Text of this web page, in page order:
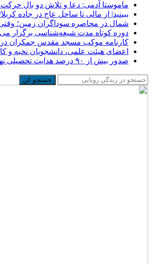
ماموستا آدمی: دعا و تلاش دو بال
ببینید| از مالی تا ساحل عاج در جاده
شمال در محاصره سوداگران زمین؛
دوره کوتاه مدت شیعه‌شناسی برگزار
کارنامه موکب مسجد مقدس جمکران در اربعین/۵۰ هزار پرس
اعضای هیئت علمی، دانشجویان نخبه و
صدور بیش از ۹۰ درصد هدایت تحصیلی نهمی‌ها/ پیش ثبت نام ۷۰ درصد دانش‌آموزان متوسطه اول
جستجو کن